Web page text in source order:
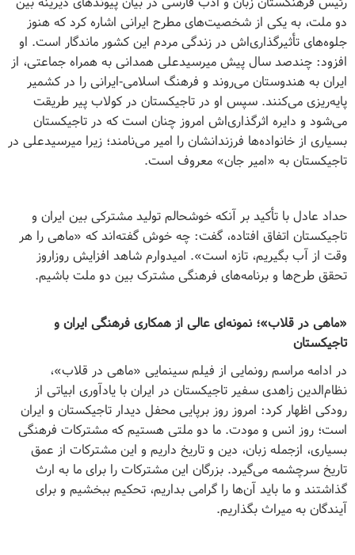
دو ملت، به یکی از شخصیت‌های مطرح ایرانی اشاره کرد که هنوز
جلوه‌های تأثیرگذاری‌اش در زندگی مردم این کشور ماندگار است. او
افزود: چندصد سال پیش میرسیدعلی همدانی به همراه جماعتی، از
ایران به هندوستان می‌روند و فرهنگ اسلامی-ایرانی را در کشمیر
پایه‌ریزی می‌کنند. سپس او در تاجیکستان در کولاب پیر طریقت
می‌شود و دایره اثرگذاری‌اش امروز چنان است که در تاجیکستان
بسیاری از خانواده‌ها فرزندانشان را امیر می‌نامند؛ زیرا میرسیدعلی در
تاجیکستان به «امیر جان» معروف است.
حداد عادل با تأکید بر آنکه خوشحالم تولید مشترکی بین ایران و
تاجیکستان اتفاق افتاده، گفت: چه خوش گفته‌اند که «ماهی را هر
وقت از آب بگیریم، تازه است». امیدوارم شاهد افزایش روزاروز
تحقق طرح‌ها و برنامه‌های فرهنگی مشترک بین دو ملت باشیم.
«ماهی در قلاب»؛ نمونه‌ای عالی از همکاری فرهنگی ایران و
تاجیکستان
در ادامه مراسم رونمایی از فیلم سینمایی «ماهی در قلاب»،
نظام‌الدین زاهدی سفیر تاجیکستان در ایران با یادآوری ابیاتی از
رودکی اظهار کرد: امروز روز برپایی محفل دیدار تاجیکستان و ایران
است؛ روز انس و مودت. ما دو ملتی هستیم که مشترکات فرهنگی
بسیاری، ازجمله زبان، دین و تاریخ داریم و این مشترکات از عمق
تاریخ سرچشمه می‌گیرد. بزرگان این مشترکات را برای ما به ارث
گذاشتند و ما باید آن‌ها را گرامی بداریم، تحکیم ببخشیم و برای
آیندگان به میراث بگذاریم.